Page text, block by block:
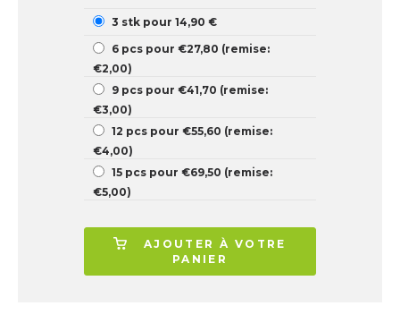
3 stk pour 14,90 €
6 pcs pour €27,80 (remise:
€2,00)
9 pcs pour €41,70 (remise:
€3,00)
12 pcs pour €55,60 (remise:
€4,00)
15 pcs pour €69,50 (remise:
€5,00)
AJOUTER À VOTRE
PANIER